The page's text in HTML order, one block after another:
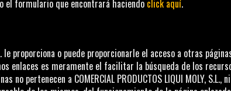
el formulario que encontrará haciendo click aquí.
le proporciona o puede proporcionarle el acceso a otras
enlaces es meramente el facilitar la búsqueda de los
no pertenecen a COMERCIAL PRODUCTOS LIQUI MOLY, S.L.,